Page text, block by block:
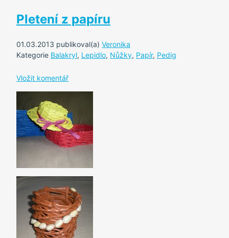
Pletení z papíru
01.03.2013 publikoval(a) Veronika
Kategorie Balakryl, Lepidlo, Nůžky, Papír, Pedig
Vložit komentář